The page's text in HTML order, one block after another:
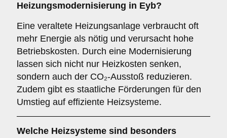
Heizungsmodernisierung in Eyb?
Eine veraltete Heizungsanlage verbraucht oft
mehr Energie als nötig und verursacht hohe
Betriebskosten. Durch eine Modernisierung
lassen sich nicht nur Heizkosten senken,
sondern auch der CO₂-Ausstoß reduzieren.
Zudem gibt es staatliche Förderungen für den
Umstieg auf effiziente Heizsysteme.
Welche Heizsysteme sind besonders